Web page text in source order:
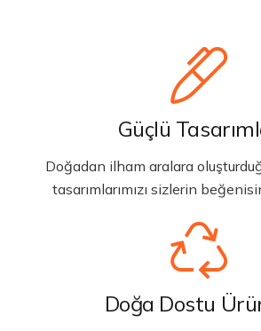
Güçlü
Doğadan ilham aralara
tasarımlarımızı sizlerin
Doğa Dostu